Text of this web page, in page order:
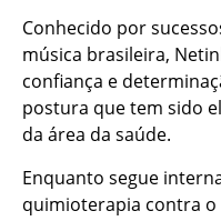
Conhecido por
música brasileira,
confiança e
postura que tem sido
da área da saúde.
Enquanto segue
quimioterapia contra